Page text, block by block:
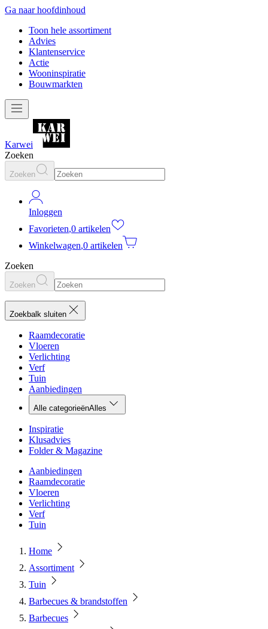
Ga naar hoofdinhoud
Toon hele assortiment
Advies
Klantenservice
Actie
Wooninspiratie
Bouwmarkten
Karwei
Zoeken
Zoeken
Inloggen
Favorieten,0 artikelen
Winkelwagen,0 artikelen
Zoeken
Zoeken
Zoekbalk sluiten
Raamdecoratie
Vloeren
Verlichting
Verf
Tuin
Aanbiedingen
Alle categorieënAlles
Inspiratie
Klusadvies
Folder & Magazine
Aanbiedingen
Raamdecoratie
Vloeren
Verlichting
Verf
Tuin
Home
Assortiment
Tuin
Barbecues & brandstoffen
Barbecues